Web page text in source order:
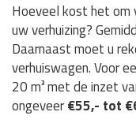
Hoeveel kost het om
uw verhuizing?
Daarnaast moet u
verhuiswagen. Voor
20 m³ met de inzet
ongeveer€55,- tot